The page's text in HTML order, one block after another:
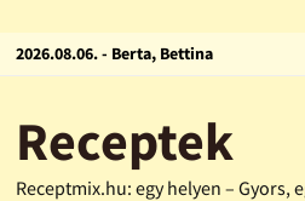
2026.08.06. - Berta, Bettina
Receptek
Receptmix.hu: egy helyen – Gyors,